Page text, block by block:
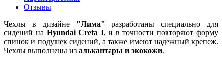
Отзывы
Чехлы в дизайне "Лима"
разработаны специально для
сидений на Hyundai Creta I, и в точности повторяют форму
спинок и подушек сидений, а также имеют надежный крепеж.
Чехлы выполнены из алькантары и экокожи.